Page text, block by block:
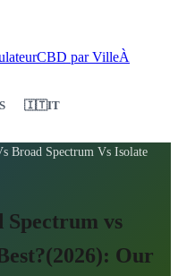
CBD par VilleÀ
🇮🇹IT
Broad Spectrum Vs Isolate
Spectrum vs
Our